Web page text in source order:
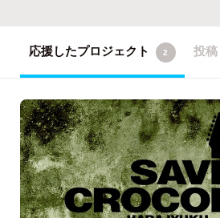
応援したプロジェクト 2 投